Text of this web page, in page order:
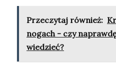
Przeczytaj również:
nogach - czy
wiedzieć?